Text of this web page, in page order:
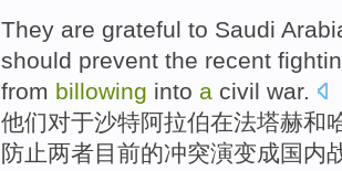
They are grateful to Saudi
should prevent the recent
from billowing into a civil war.
他们对于沙特阿拉伯在法塔赫和
防止两者目前的冲突演变成国内